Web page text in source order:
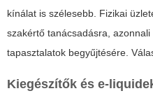
kínálat is szélesebb. Fizikai
szakértő tanácsadásra,
tapasztalatok begyűjtésére.
Kiegészítők és e-